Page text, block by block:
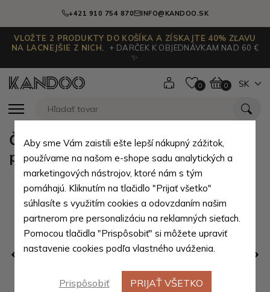
+421 910 754 870 INFO@KANDOO.SK
VLOŽTE 2 PRODUKTY DO KOŠÍKA A ZÍSKAJTE 40% ZĽAVU
NA LACNEJŠIE Z NICH.
+ DARČEK K OBJEDNÁVKAM NAD 60 €
✨
0 0 SK
Čierna kožená dámska manikúra s
potlačou Tikvah
Aby sme Vám zaistili ešte lepší nákupný zážitok,
používame na našom e-shope sadu analytických a
marketingových nástrojov, ktoré nám s tým
pomáhajú. Kliknutím na tlačidlo "Prijať všetko"
súhlasíte s využitím cookies a odovzdaním našim
partnerom pre personalizáciu na reklamných sieťach.
Pomocou tlačidla "Prispôsobiť" si môžete upraviť
nastavenie cookies podľa vlastného uváženia.
Prispôsobiť PRIJAŤ VŠETKO